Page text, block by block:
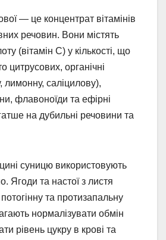
— це концентрат вітамінів
речовин. Вони містять
(вітамін C) у кількості, що
цитрусових, органічні
лимонну, саліцилову),
флавоноїди та ефірні
на дубильні речовини та
суницю використовують
Ягоди та настої з листя
та протизапальну
нормалізувати обмін
рівень цукру в крові та